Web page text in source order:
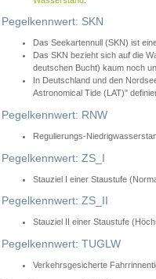
Pegelkennwert: SKN
Das Seekartennull (SKN) ist
Das SKN bezieht sich auf die
deutschen Bucht) kaum noch
In Deutschland und den
Astronomical Tide (LAT)"
Pegelkennwert: RNW
Regulierungs-
Pegelkennwert: ZS_I
Stauziel I einer Staustufe
Pegelkennwert: ZS_II
Stauziel II einer Staustufe
Pegelkennwert: TUGLW
Verkehrsgesicherte